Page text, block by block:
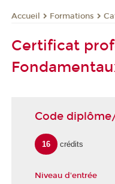
Accueil Formations
Certificat
Code
16 crédits
Niveau d'entrée